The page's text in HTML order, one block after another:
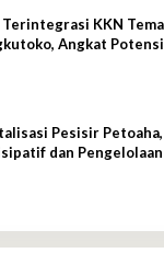
Terintegrasi KKN
Angkat
Pesisir
dan Pengelolaan